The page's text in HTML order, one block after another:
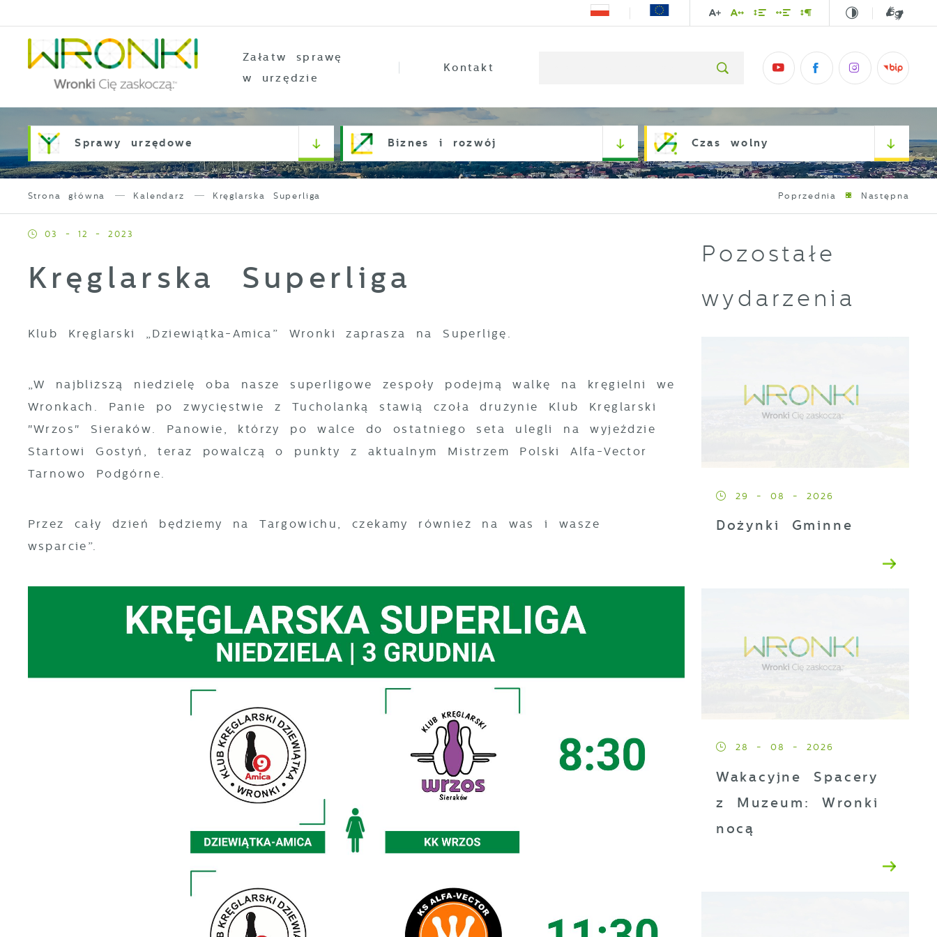
Załatw sprawę
w urzędzie
Kontakt
Sprawy urzędowe Biznes i rozwój Czas wolny
Strona główna Kalendarz Kręglarska Superliga Poprzednia Następna
03 - 12 - 2023
Kręglarska Superliga
Klub Kręglarski „Dziewiątka-Amica” Wronki zaprasza na Superligę.
„W najbliższą niedzielę oba nasze superligowe zespoły podejmą walkę na kręgielni we
Wronkach. Panie po zwycięstwie z Tucholanką stawią czoła drużynie Klub Kręglarski
"Wrzos" Sieraków. Panowie, którzy po walce do ostatniego seta ulegli na wyjeździe
Startowi Gostyń, teraz powalczą o punkty z aktualnym Mistrzem Polski Alfa-Vector
Tarnowo Podgórne.
Przez cały dzień będziemy na Targowichu, czekamy również na was i wasze
wsparcie”.
Pozostałe
wydarzenia
29 - 08 - 2026
Dożynki Gminne
28 - 08 - 2026
Wakacyjne Spacery
z Muzeum: Wronki
nocą
Ustawienia
Szanujemy Twoją prywatność. Możesz zmienić ustawienia
cookies lub zaakceptować je wszystkie. W dowolnym
momencie możesz dokonać zmiany swoich ustawień.